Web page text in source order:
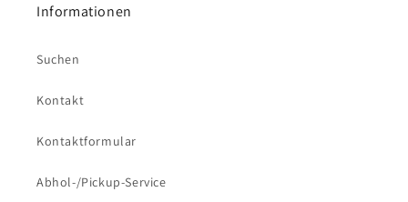
Informationen
Suchen
Kontakt
Kontaktformular
Abhol-/Pickup-Service